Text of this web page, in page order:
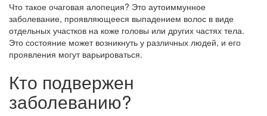
Что такое очаговая алопеция? Это аутоиммунное
заболевание, проявляющееся выпадением волос в виде
отдельных участков на коже головы или других частях тела.
Это состояние может возникнуть у различных людей, и его
проявления могут варьироваться.
Кто подвержен
заболеванию?